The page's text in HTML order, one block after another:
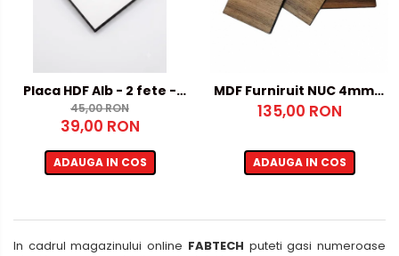
Placa HDF Alb - 2 fete -
5mm, 500x1000mm
45,00 RON
39,00 RON
ADAUGA IN COS
MDF Furniruit NUC 4mm –
670x920mm
135,00 RON
ADAUGA IN COS
In cadrul magazinului online FABTECH puteti gasi numeroase